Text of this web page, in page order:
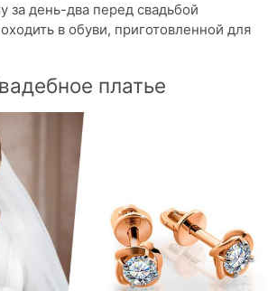
за день-два перед свадьбой
в обуви, приготовленной для
платье